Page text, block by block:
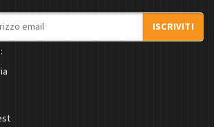
ISCRIVITI